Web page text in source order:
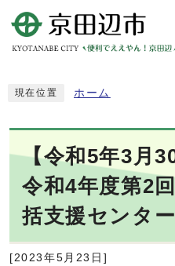
現在位置 ホーム
【令和5年3月
令和4年度第2
括支援センタ
[2023年5月23日]